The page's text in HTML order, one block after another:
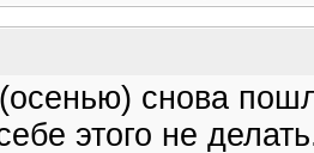
снова
этого не